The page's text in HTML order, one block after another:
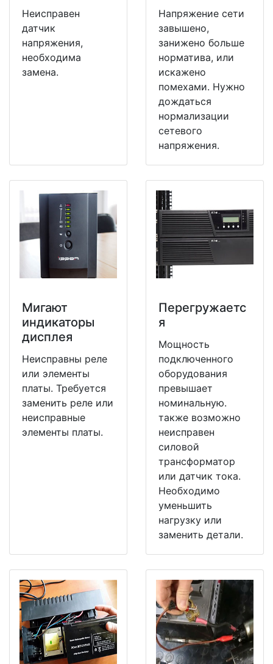
Неисправен
датчик
напряжения,
необходима
замена.
Напряжение сети
завышено,
занижено больше
норматива, или
искажено
помехами. Нужно
дождаться
нормализации
сетевого
напряжения.
Мигают
индикаторы
дисплея
Неисправны реле
или элементы
платы. Требуется
заменить реле или
неисправные
элементы платы.
Перегружаетс
я
Мощность
подключенного
оборудования
превышает
номинальную.
также возможно
неисправен
силовой
трансформатор
или датчик тока.
Необходимо
уменьшить
нагрузку или
заменить детали.